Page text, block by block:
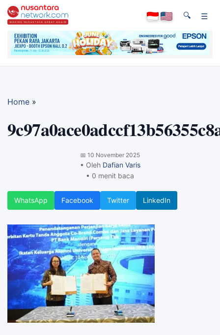
🔍 ☰
Home »
📅 10 November 2025
• Oleh Dafian Varis
• 0 menit baca
WhatsApp Facebook Twitter LinkedIn